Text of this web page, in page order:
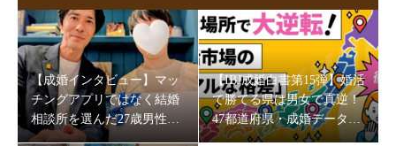
【成婚インタビュー】マッ
チングアプリではなく結婚
相談所を選んだ27歳男性。
5か月半で成婚できた理由
【IBJ成婚白書第15弾】婚活
で勝てる県は男女で真逆！
47都道府県・成婚データが
映す“地域の素顔”